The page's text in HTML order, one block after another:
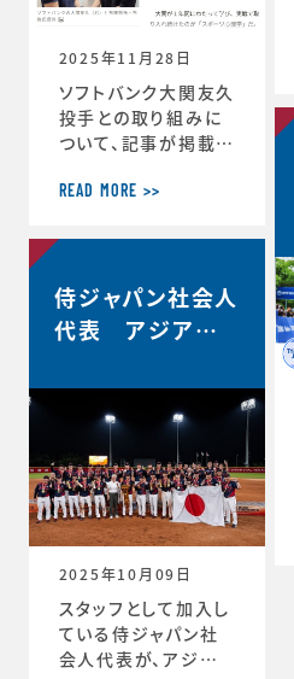
自分の最高を引き出
ツ心理学博士が語る
結果を出し続ける人
の
2025年11月28日
ソフトバンク大関友久
投手との取り組みに
ついて、記事が掲載さ
理学で結果 大関投
＜朝日新聞デジタル
ahi.com/articles/
DA3S16351620.ht
ml
READ MORE >>
侍ジャパン社会人
代表 アジア選
2025年10月09日
スタッフとして加入し
ている侍ジャパン社
会人代表が、アジア